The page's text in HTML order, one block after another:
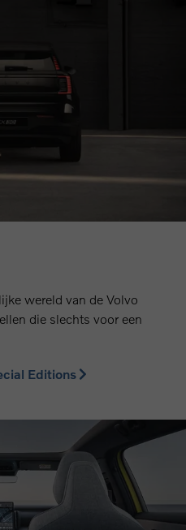
wereld van de Volvo
die slechts voor een
Editions